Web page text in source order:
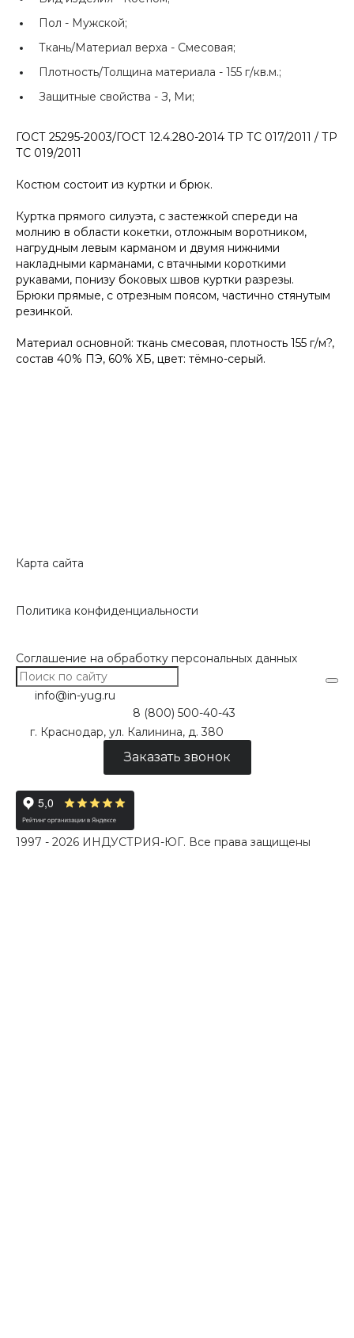
Пол - Мужской;
Ткань/Материал верха - Смесовая;
Плотность/Толщина материала - 155 г/кв.м.;
Защитные свойства - З, Ми;
ГОСТ 25295-2003/ГОСТ 12.4.280-2014 ТР ТС 017/2011 / ТР
ТС 019/2011
Костюм состоит из куртки и брюк.
Куртка прямого силуэта, с застежкой спереди на
молнию в области кокетки, отложным воротником,
нагрудным левым карманом и двумя нижними
накладными карманами, с втачными короткими
рукавами, понизу боковых швов куртки разрезы.
Брюки прямые, с отрезным поясом, частично стянутым
резинкой.
Материал основной: ткань смесовая, плотность 155 г/м?,
состав 40% ПЭ, 60% ХБ, цвет: тёмно-серый.
Карта сайта
Политика конфиденциальности
Соглашение на обработку персональных данных
info@in-yug.ru
8 (800) 500-40-43
г. Краснодар, ул. Калинина, д. 380
Заказать звонок
1997 - 2026 ИНДУСТРИЯ-ЮГ. Все права защищены